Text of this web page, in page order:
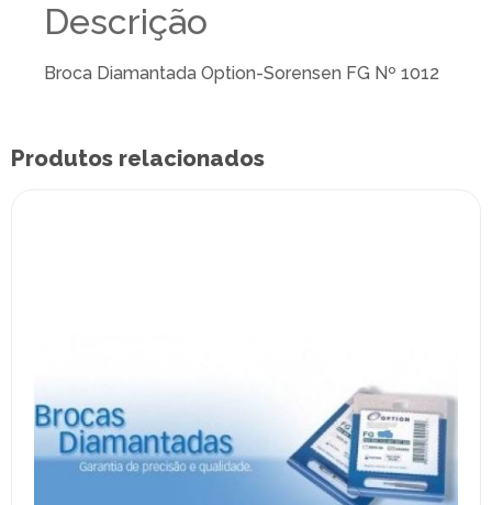
Descrição
Broca Diamantada Option-Sorensen FG Nº 1012
Produtos relacionados